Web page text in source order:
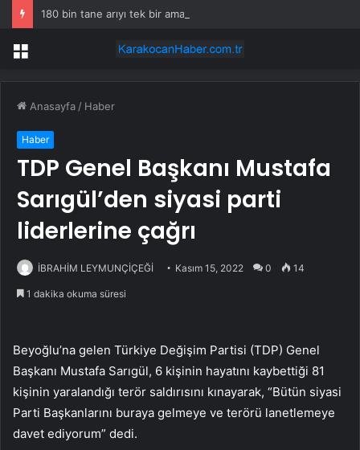
180 bin tane arıyı tek bir amaç doğaya saldılar
Menü
Anasayfa / Haber
Haber
TDP Genel Başkanı Mustafa
Sarıgül’den siyasi parti
liderlerine çağrı
İBRAHİM LEYMUNÇİÇEĞİ Kasım 15, 2022 0 14
1 dakika okuma süresi
Beyoğlu’na gelen Türkiye Değişim Partisi (TDP) Genel
Başkanı Mustafa Sarıgül, 6 kişinin hayatını kaybettiği 81
kişinin yaralandığı terör saldırısını kınayarak, “Bütün siyasi
Parti Başkanlarını buraya gelmeye ve terörü lanetlemeye
davet ediyorum” dedi.